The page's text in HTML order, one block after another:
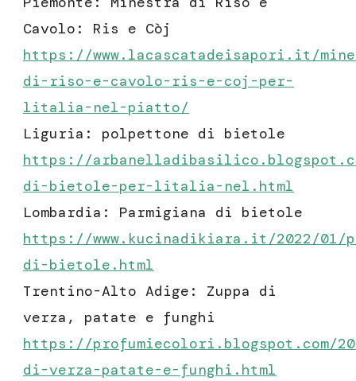
Cavolo: Ris e Còj
https://www.lacascatadeisapori.it/
di-riso-e-cavolo-ris-e-coj-per-
litalia-nel-piatto/
Liguria: polpettone di bietole
https://
di-bietole-per-litalia-nel.html
Lombardia: Parmigiana di bietole
https://www.kucinadikiara.it/2022/01/
di-bietole.html
Trentino-Alto Adige: Zuppa di
verza, patate e funghi
https://profumiecolori.blogspot.com/
di-verza-patate-e-funghi.html